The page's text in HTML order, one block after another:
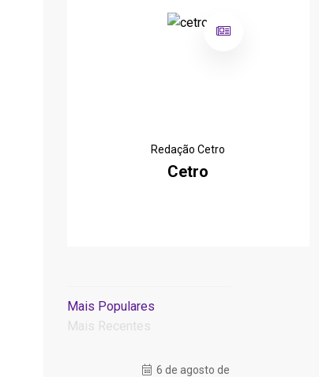
Redação Cetro
Cetro
Mais Populares
Mais Recentes
6 de agosto de